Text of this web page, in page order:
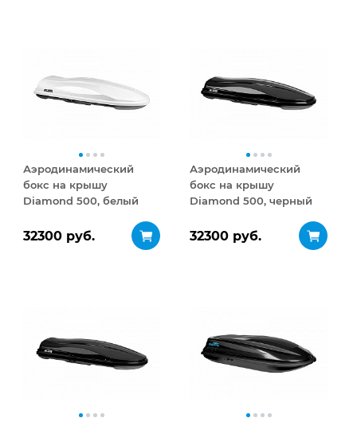
Аэродинамический
бокс на крышу
Diamond 500, белый
32300 руб.
Аэродинамический
бокс на крышу
Diamond 500, черный
32300 руб.